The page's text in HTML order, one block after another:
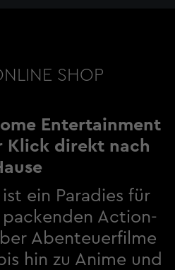
SHOP
Entertainment
Klick direkt nach
ein Paradies für
packenden Action-
Abenteuerfilme
hin zu Anime und